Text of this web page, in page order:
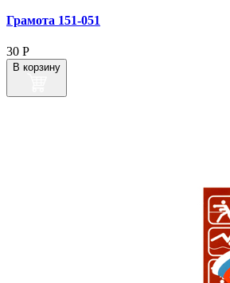
Грамота 151‑051
30 Р
В корзину